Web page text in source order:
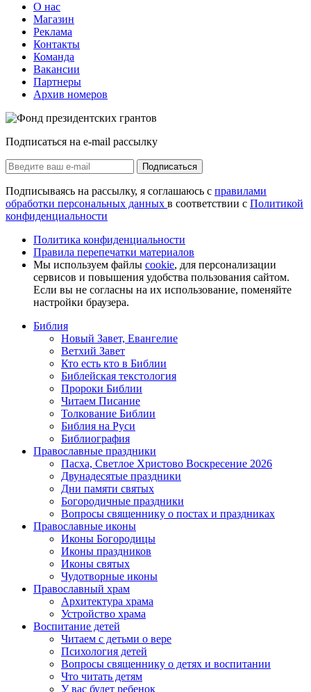
О нас
Магазин
Реклама
Контакты
Команда
Вакансии
Партнеры
Архив номеров
Подписаться на e-mail рассылку
Подписаться
Подписываясь на рассылку, я соглашаюсь с правилами
обработки персональных данных в соответствии с Политикой
конфиденциальности
Политика конфиденциальности
Правила перепечатки материалов
Мы используем файлы cookie, для персонализации
сервисов и повышения удобства пользования сайтом.
Если вы не согласны на их использование, поменяйте
настройки браузера.
Библия
Новый Завет, Евангелие
Ветхий Завет
Кто есть кто в Библии
Библейская текстология
Пророки Библии
Читаем Писание
Толкование Библии
Библия на Руси
Библиография
Православные праздники
Пасха, Светлое Христово Воскресение 2026
Двунадесятые праздники
Дни памяти святых
Богородичные праздники
Вопросы священнику о постах и праздниках
Православные иконы
Иконы Богородицы
Иконы праздников
Иконы святых
Чудотворные иконы
Православный храм
Архитектура храма
Устройство храма
Воспитание детей
Читаем с детьми о вере
Психология детей
Вопросы священнику о детях и воспитании
Что читать детям
У вас будет ребенок